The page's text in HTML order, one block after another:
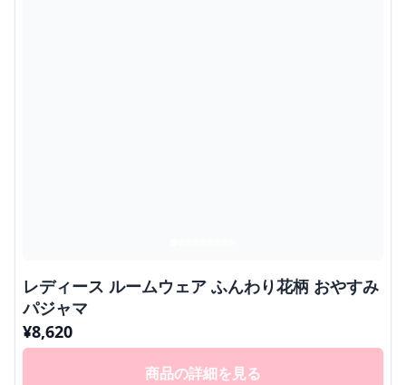
レディース ルームウェア ふんわり花柄 おやすみ
パジャマ
¥8,620
商品の詳細を見る